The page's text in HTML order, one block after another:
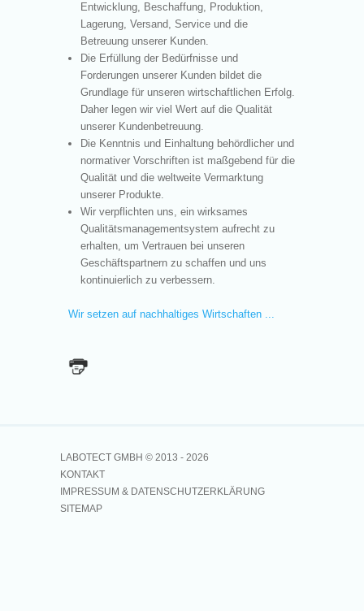
Entwicklung, Beschaffung, Produktion,
Lagerung, Versand, Service und die
Betreuung unserer Kunden.
Die Erfüllung der Bedürfnisse und
Forderungen unserer Kunden bildet die
Grundlage für unseren wirtschaftlichen Erfolg.
Daher legen wir viel Wert auf die Qualität
unserer Kundenbetreuung.
Die Kenntnis und Einhaltung behördlicher und
normativer Vorschriften ist maßgebend für die
Qualität und die weltweite Vermarktung
unserer Produkte.
Wir verpflichten uns, ein wirksames
Qualitätsmanagementsystem aufrecht zu
erhalten, um Vertrauen bei unseren
Geschäftspartnern zu schaffen und uns
kontinuierlich zu verbessern.
Wir setzen auf nachhaltiges Wirtschaften ...
LABOTECT GMBH © 2013 - 2026
KONTAKT
IMPRESSUM & DATENSCHUTZERKLÄRUNG
SITEMAP